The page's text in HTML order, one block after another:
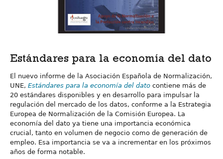
Estándares para la economía del dato
El nuevo informe de la Asociación Española de Normalización,
UNE, Estándares para la economía del dato contiene más de
20 estándares disponibles y en desarrollo para impulsar la
regulación del mercado de los datos, conforme a la Estrategia
Europea de Normalización de la Comisión Europea. La
economía del dato ya tiene una importancia económica
crucial, tanto en volumen de negocio como de generación de
empleo. Esa importancia se va a incrementar en los próximos
años de forma notable.